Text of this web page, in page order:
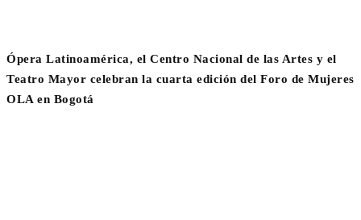
Ópera Latinoamérica, el Centro Nacional de las Artes y el
Teatro Mayor celebran la cuarta edición del Foro de Mujeres
OLA en Bogotá